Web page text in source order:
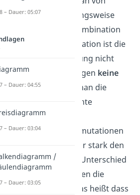
beziehungsweise
. Bei einer Kombination
Gegensatz zur Variation ist die
der Anordnung nicht
Trifft man dagegen keine
, so berechnet man die
die Elemente
mithilfe
Permutationen.
Permutationen
grundsätzlich sehr stark den
Der einzige Unterschied
dass bei Permutationen die
N=k gilt. Das heißt dass
– Dauer: 05:07
– Dauer: 04:55
– Dauer: 03:04
/
– Dauer: 03:05